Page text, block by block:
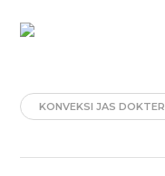
KONVEKSI JAS DOKTER